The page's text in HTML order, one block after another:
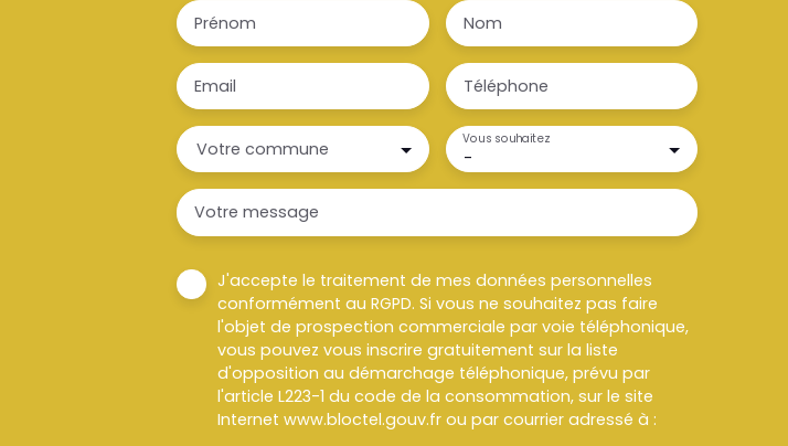
Prénom Nom
Email Téléphone
Votre commune -
Vous souhaitez
Votre message
J'accepte le traitement de mes données personnelles
conformément au RGPD. Si vous ne souhaitez pas faire
l'objet de prospection commerciale par voie téléphonique,
vous pouvez vous inscrire gratuitement sur la liste
d'opposition au démarchage téléphonique, prévu par
l'article L223-1 du code de la consommation, sur le site
Internet www.bloctel.gouv.fr ou par courrier adressé à :